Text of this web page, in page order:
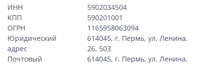
ИНН
КПП
ОГРН
Юридический
адрес
Почтовый
5902034504
590201001
1165958063094
614045, г. Пермь, ул. Ленина,
26, 503
614045, г. Пермь, ул. Ленина,